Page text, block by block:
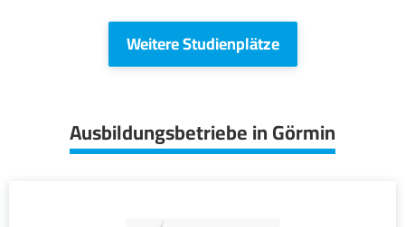
Weitere Studienplätze
Ausbildungsbetriebe in Görmin